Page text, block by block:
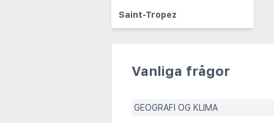
Saint-Tropez
Vanliga frågor
GEOGRAFI OG KLIMA